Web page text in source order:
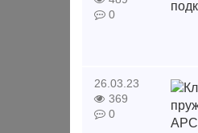
0
26.03.23
369
0